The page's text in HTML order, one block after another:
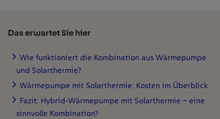
Das erwartet Sie hier
Wie funktioniert die Kombination aus Wärmepumpe
und Solarthermie?
Wärmepumpe mit Solarthermie: Kosten im Überblick
Fazit: Hybrid-Wärmepumpe mit Solarthermie – eine
sinnvolle Kombination?